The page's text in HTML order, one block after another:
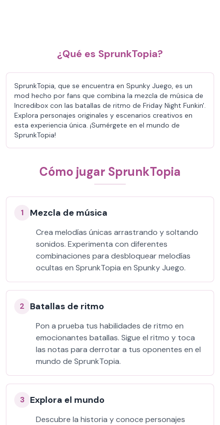
¿Qué es SprunkTopia?
SprunkTopia, que se encuentra en Spunky Juego, es un
mod hecho por fans que combina la mezcla de música de
Incredibox con las batallas de ritmo de Friday Night Funkin'.
Explora personajes originales y escenarios creativos en
esta experiencia única. ¡Sumérgete en el mundo de
SprunkTopia!
Cómo jugar SprunkTopia
1 Mezcla de música
Crea melodías únicas arrastrando y soltando
sonidos. Experimenta con diferentes
combinaciones para desbloquear melodías
ocultas en SprunkTopia en Spunky Juego.
2 Batallas de ritmo
Pon a prueba tus habilidades de ritmo en
emocionantes batallas. Sigue el ritmo y toca
las notas para derrotar a tus oponentes en el
mundo de SprunkTopia.
3 Explora el mundo
Descubre la historia y conoce personajes